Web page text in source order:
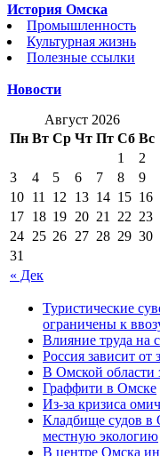
История Омска
Промышленность
Культурная жизнь
Полезные ссылки
Новости
Август 2026
Пн Вт Ср Чт Пт Сб Вс
« Дек
1
2
3
4 5 6 7 8
9
10 11 12 13 14 15 16
17 18 19 20 21 22 23
24 25 26 27 28 29 30
31
Туристические
ограничены к
Влияние труда на
Россия зависит от
В Омской области
Граффити в Омске
Из-за кризиса
Кладбище судов в
местную экологию
В центре Омска